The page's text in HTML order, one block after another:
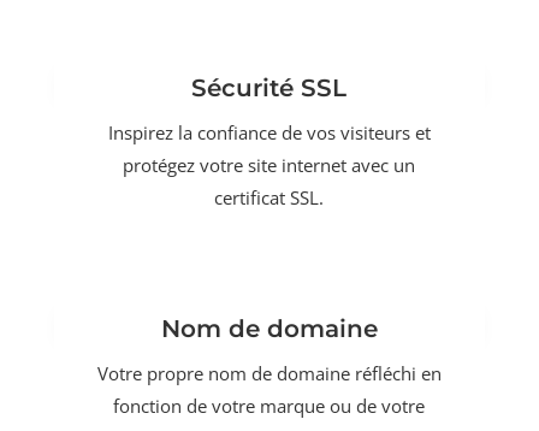
Sécurité SSL
Inspirez la confiance de vos visiteurs et
protégez votre site internet avec un
certificat SSL.
Nom de domaine
Votre propre nom de domaine réfléchi en
fonction de votre marque ou de votre